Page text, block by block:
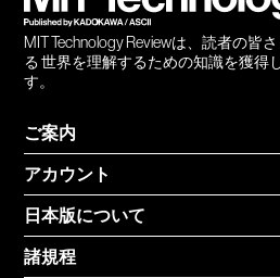
MIT Technology Reviewは、読者の皆
る 世界を理解するための知識を獲得
す。
ご案内
アカウント
日本版について
諸規程